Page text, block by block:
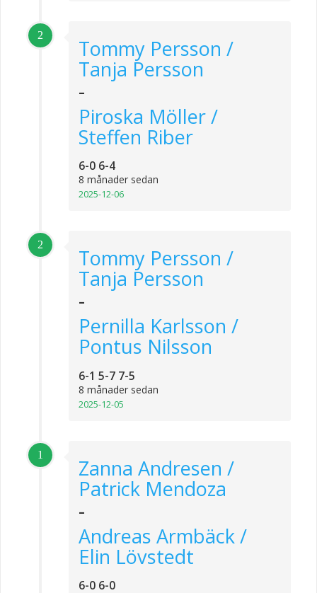
2
Tommy Persson /
Tanja Persson
-
Piroska Möller /
Steffen Riber
6-0 6-4
8 månader sedan
2025-12-06
2
Tommy Persson /
Tanja Persson
-
Pernilla Karlsson /
Pontus Nilsson
6-1 5-7 7-5
8 månader sedan
2025-12-05
1
Zanna Andresen /
Patrick Mendoza
-
Andreas Armbäck /
Elin Lövstedt
6-0 6-0